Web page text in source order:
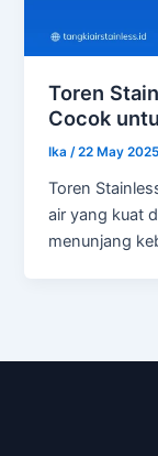
Toren
Cocok
Ika/22 May 2025
Toren
air yang kuat
menunjang